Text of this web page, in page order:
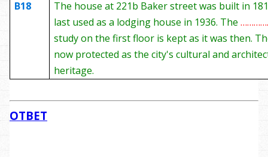
B18
The house at 221b Baker street was built in
last used as a lodging house in 1936. The
study on the first floor is kept as it was then.
now protected as the city's cultural and
heritage.
ОТВЕТ